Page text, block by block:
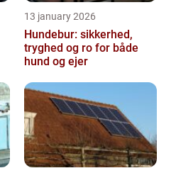
13 january 2026
Hundebur: sikkerhed,
tryghed og ro for både
hund og ejer